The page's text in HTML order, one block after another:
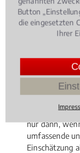
verlangen –
nur dann,
umfassende
Einschätzung
Button
die eingesetzten
Ihrer